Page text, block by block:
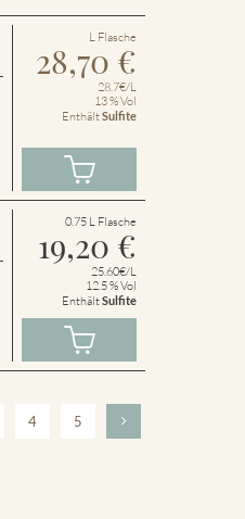
L Flasche
28,70 €
28.7€/L
13 % Vol
EnthältSulfite
0.75 L Flasche
19,20 €
25.60€/L
12.5 % Vol
EnthältSulfite
4 5